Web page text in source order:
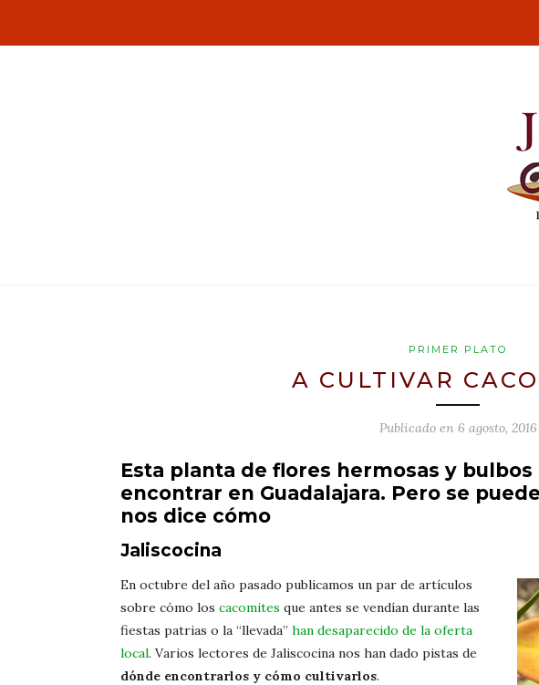
PRIMER PLATO
A CULTIVAR
Publicado en 6 agosto, 2016
Esta planta de flores hermosas y
encontrar en Guadalajara. Pero se
nos dice cómo
Jaliscocina
En octubre del año pasado publicamos un par de artículos
sobre cómo los cacomites que antes se vendían durante las
fiestas patrias o la “llevada” han desaparecido de la oferta
local. Varios lectores de Jaliscocina nos han dado pistas de
dónde encontrarlos y cómo cultivarlos.